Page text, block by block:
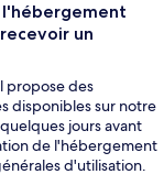
l'hébergement
un
propose des
disponibles sur notre
jours avant
de l'hébergement
d'utilisation.